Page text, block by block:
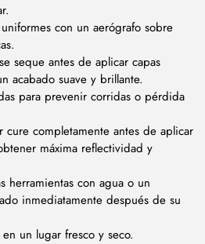
con un aerógrafo sobre
seque antes de aplicar capas
acabado suave y brillante.
para prevenir corridas o pérdida
completamente antes de aplicar
máxima reflectividad y
herramientas con agua o un
inmediatamente después de su
un lugar fresco y seco.